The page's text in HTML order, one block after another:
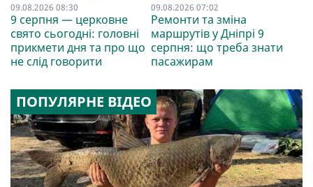
09.08.2026 08:30
9 серпня — церковне
свято сьогодні: головні
прикмети дня та про що
не слід говорити
09.08.2026 07:02
Ремонти та зміна
маршрутів у Дніпрі 9
серпня: що треба знати
пасажирам
ПОПУЛЯРНЕ ВІДЕО